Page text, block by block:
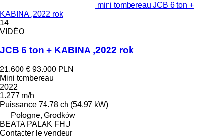
mini tombereau JCB 6 ton +
KABINA ,2022 rok
14
VIDÉO
JCB 6 ton + KABINA ,2022 rok
21.600 € 93.000 PLN
Mini tombereau
2022
1.277 m/h
Puissance 74.78 ch (54.97 kW)
Pologne, Grodków
BEATA PALAK FHU
Contacter le vendeur